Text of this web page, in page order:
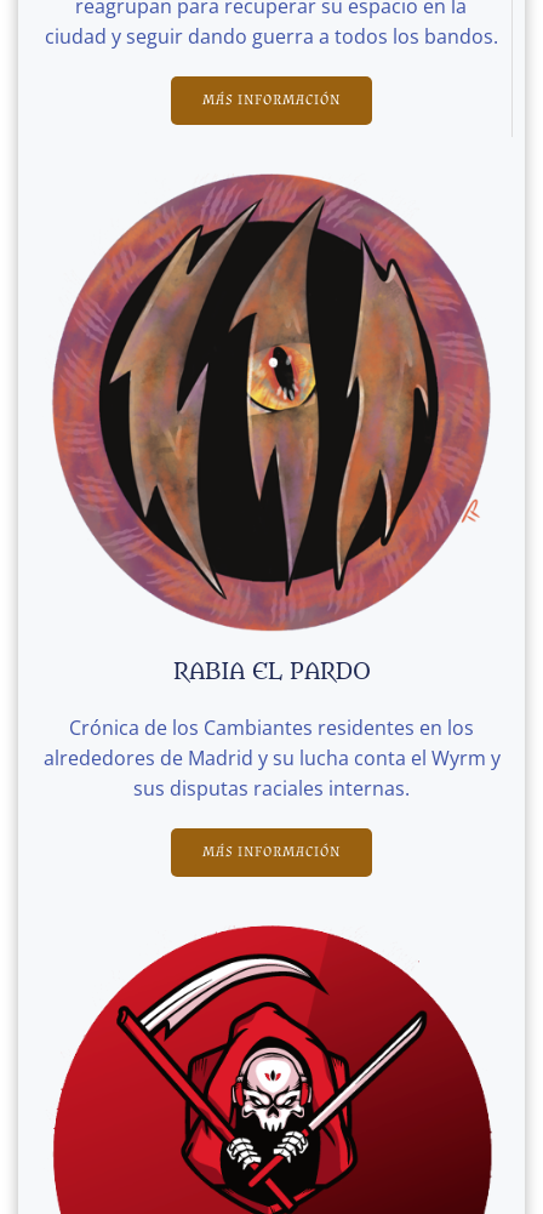
reagrupan para recuperar su espacio en la
ciudad y seguir dando guerra a todos los bandos.
MÁS INFORMACIÓN
RABIA EL PARDO
Crónica de los Cambiantes residentes en los
alrededores de Madrid y su lucha conta el Wyrm y
sus disputas raciales internas.
MÁS INFORMACIÓN